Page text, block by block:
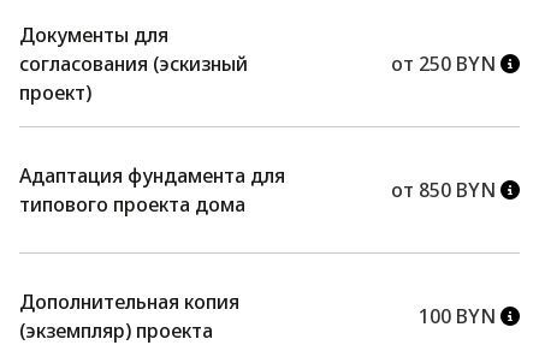
Документы для
согласования (эскизный
проект)
от 250 BYN
Адаптация фундамента для
типового проекта дома
от 850 BYN
Дополнительная копия
(экземпляр) проекта
100 BYN